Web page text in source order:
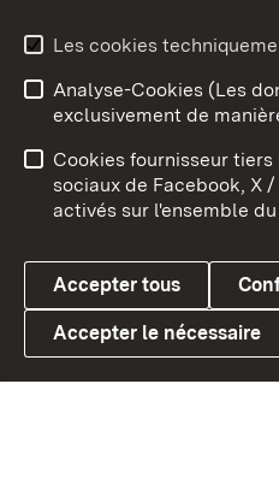
Link zum Landesportal
Conseils d'utilisation
Cookies
Les cookies
Analyse-Cookies (Les
exclusivement de
Cookies fournisseur
sociaux de Facebook, X
activés sur l'ensemble
Accepter tous
Accepter le nécessaire